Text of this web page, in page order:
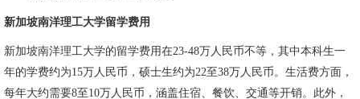
新加坡南洋理工大学留学费用
新加坡南洋理工大学的留学费用在23-48万人民币不等，其中本科生一
年的学费约为15万人民币，硕士生约为22至38万人民币。生活费方面，
每年大约需要8至10万人民币，涵盖住宿、餐饮、交通等开销。此外，